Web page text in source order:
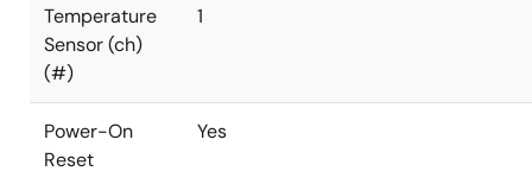
Temperature
Sensor (ch)
(#)
1
Power-On
Reset
Yes